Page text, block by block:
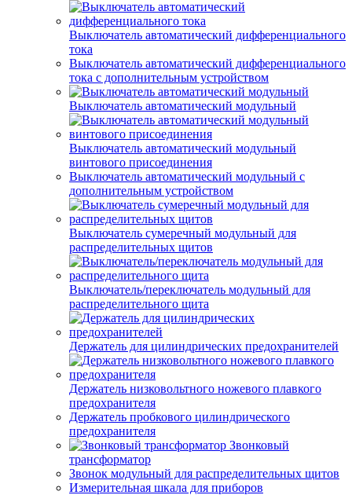
Выключатель автоматический дифференциального
тока
Выключатель автоматический дифференциального
тока с дополнительным устройством
Выключатель автоматический модульный
Выключатель автоматический модульный
винтового присоединения
Выключатель автоматический модульный с
дополнительным устройством
Выключатель сумеречный модульный для
распределительных щитов
Выключатель/переключатель модульный для
распределительного щита
Держатель для цилиндрических предохранителей
Держатель низковольтного ножевого плавкого
предохранителя
Держатель пробкового цилиндрического
предохранителя
Звонковый
трансформатор
Звонок модульный для распределительных щитов
Измерительная шкала для приборов